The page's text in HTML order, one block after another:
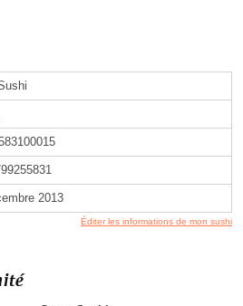
2013
Éditer les informations de mon sushi